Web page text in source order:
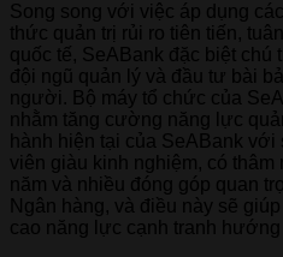
Song song với việc áp dụng
thức quản trị rủi ro tiên tiến,
quốc tế, SeABank đặc biệt chú
đội ngũ quản lý và đầu tư bài
người. Bộ máy tổ chức của
nhằm tăng cường năng lực
hành hiện tại của SeABank
viên giàu kinh nghiệm, có thâm
năm và nhiều đóng góp quan
Ngân hàng, và điều này sẽ
cao năng lực cạnh tranh